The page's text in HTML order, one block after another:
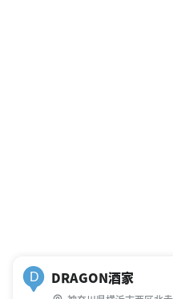
D DRAGON酒家